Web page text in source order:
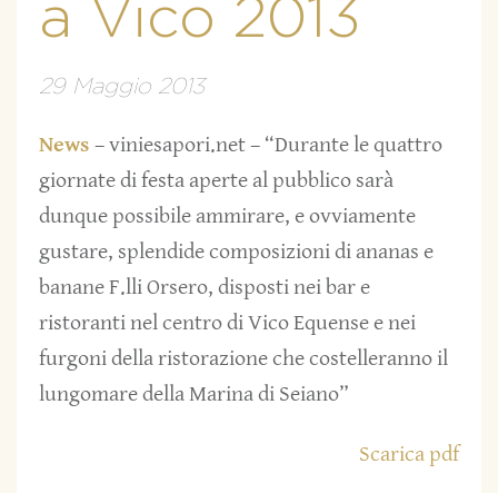
a Vico 2013
29 Maggio 2013
News – viniesapori.net – “Durante le quattro
giornate di festa aperte al pubblico sarà
dunque possibile ammirare, e ovviamente
gustare, splendide composizioni di ananas e
banane F.lli Orsero, disposti nei bar e
ristoranti nel centro di Vico Equense e nei
furgoni della ristorazione che costelleranno il
lungomare della Marina di Seiano”
Scarica pdf